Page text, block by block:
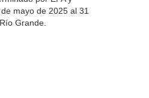
mayo de 2025 al 31
Grande.